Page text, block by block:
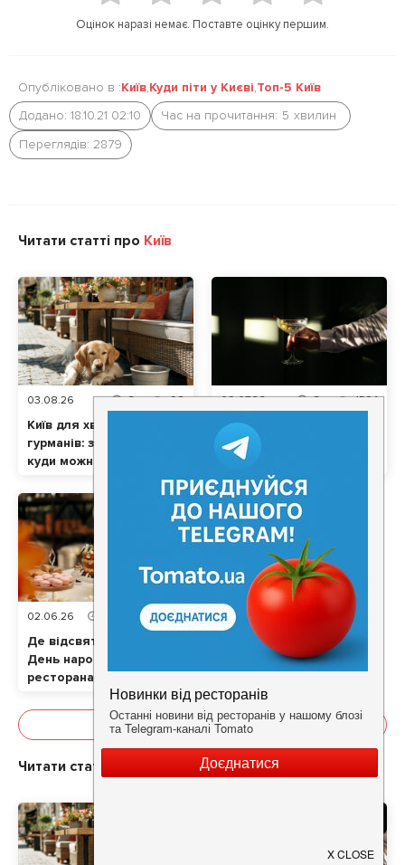
k
Оцінок наразі немає. Поставте оцінку першим.
Опубліковано в :Київ,Куди піти у Києві,Топ-5 Київ
Додано: 18.10.21 02:10
Час на прочитання: 5 хвилин
Переглядів: 2879
Читати статті про Київ
03.08.26 3 хв 98
Київ для хвостатих
гурманів: заклади,
куди можна завітати
улюбленцем
09.07.26 3 хв 1594
З чим поєднувати
вермут
02.06.26 158299
Де відсвяткувати
День народження в
ресторанах Києва:
Показати все
Читати статті про Куди піти у Києві